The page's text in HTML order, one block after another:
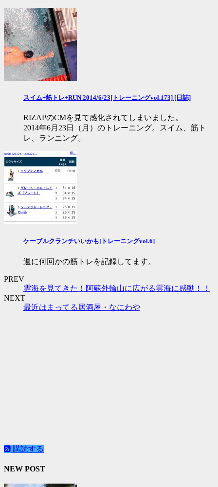
スイム+筋トレ+RUN 2014/6/23[トレーニングvol.173] [日誌]
RIZAPのCMを見て感化されてしまいました。
2014年6月23日（月）のトレーニング。スイム、筋ト
レ、ランニング。
ケーブルクランチいいかも[トレーニングvol.6]
週に何回かの筋トレを記録してます。
PREV
雲海を見てきた！阿蘇外輪山に広がる雲海に感動！！
NEXT
最近はまってる居酒屋・なにわや
購読する
NEW POST